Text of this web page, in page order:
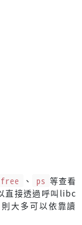
free 、 ps 等查看
直接透過呼叫libc
大多可以依靠讀